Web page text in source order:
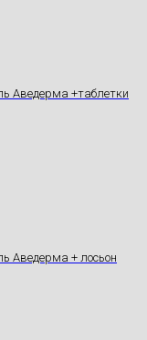
Аведерма +таблетки
Аведерма + лосьон